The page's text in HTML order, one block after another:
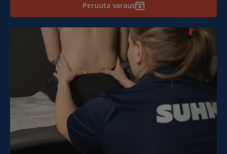
Peruuta varaus